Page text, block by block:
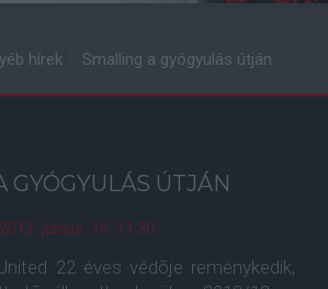
hírek Smalling a gyógyulás útján
GYÓGYULÁS ÚTJÁN
2012. június. 16. 11:30
22 éves védõje reménykedik,